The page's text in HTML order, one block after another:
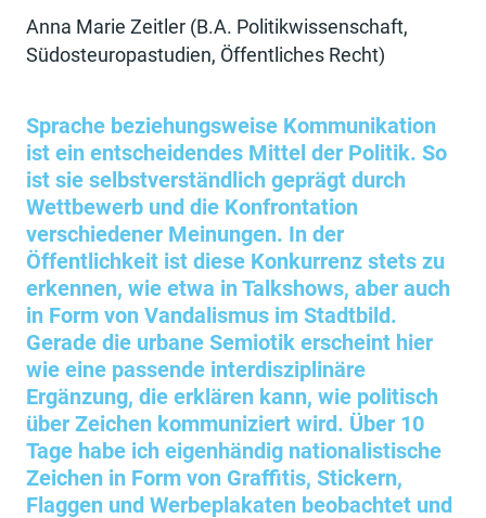
Anna Marie Zeitler (B.A. Politikwissenschaft,
Südosteuropastudien, Öffentliches Recht)
Sprache beziehungsweise Kommunikation
ist ein entscheidendes Mittel der Politik. So
ist sie selbstverständlich geprägt durch
Wettbewerb und die Konfrontation
verschiedener Meinungen. In der
Öffentlichkeit ist diese Konkurrenz stets zu
erkennen, wie etwa in Talkshows, aber auch
in Form von Vandalismus im Stadtbild.
Gerade die urbane Semiotik erscheint hier
wie eine passende interdisziplinäre
Ergänzung, die erklären kann, wie politisch
über Zeichen kommuniziert wird. Über 10
Tage habe ich eigenhändig nationalistische
Zeichen in Form von Graffitis, Stickern,
Flaggen und Werbeplakaten beobachtet und